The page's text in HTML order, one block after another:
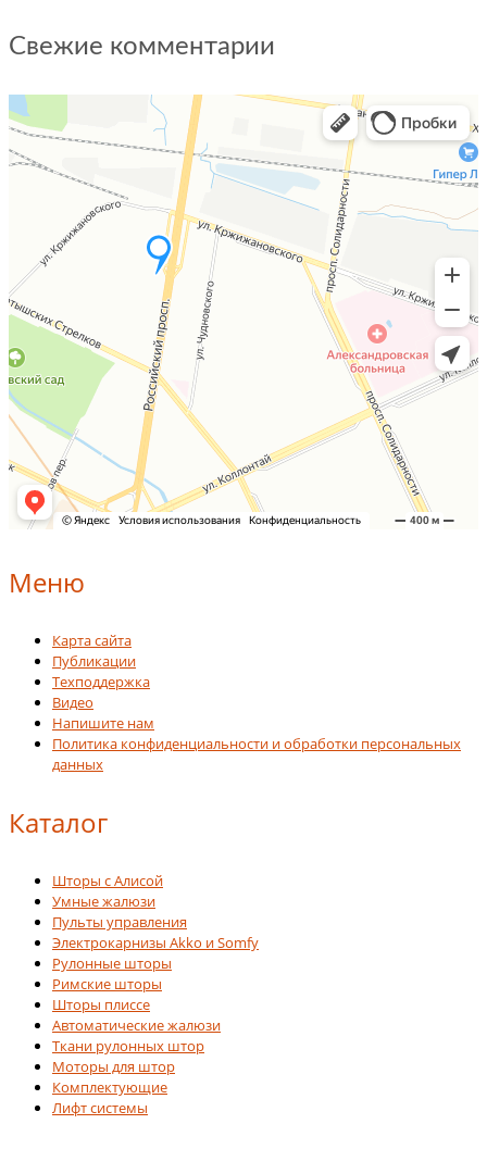
Свежие комментарии
Меню
Карта сайта
Публикации
Техподдержка
Видео
Напишите нам
Политика конфиденциальности и обработки персональных
данных
Каталог
Шторы с Алисой
Умные жалюзи
Пульты управления
Электрокарнизы Akko и Somfy
Рулонные шторы
Римские шторы
Шторы плиссе
Автоматические жалюзи
Ткани рулонных штор
Моторы для штор
Комплектующие
Лифт системы